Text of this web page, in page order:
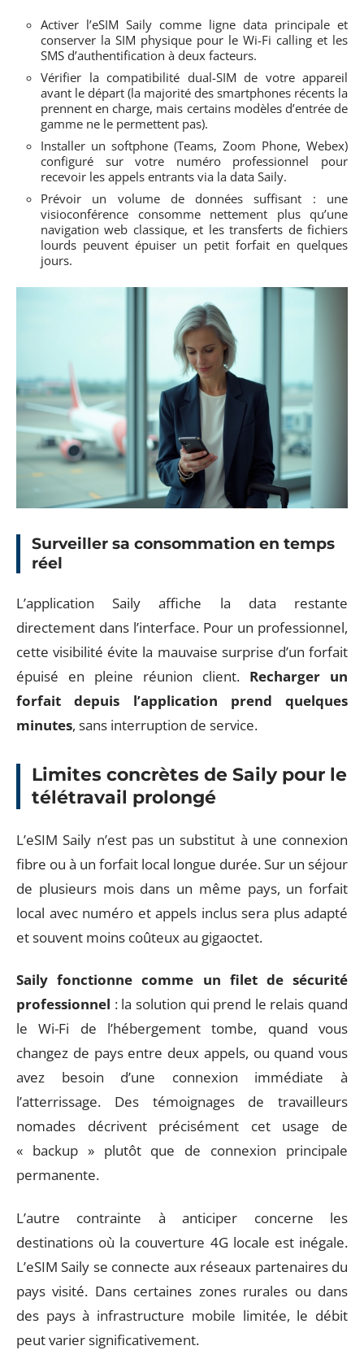
Activer l’eSIM Saily comme ligne data principale et
conserver la SIM physique pour le Wi-Fi calling et les
SMS d’authentification à deux facteurs.
Vérifier la compatibilité dual-SIM de votre appareil
avant le départ (la majorité des smartphones récents la
prennent en charge, mais certains modèles d’entrée de
gamme ne le permettent pas).
Installer un softphone (Teams, Zoom Phone, Webex)
configuré sur votre numéro professionnel pour
recevoir les appels entrants via la data Saily.
Prévoir un volume de données suffisant : une
visioconférence consomme nettement plus qu’une
navigation web classique, et les transferts de fichiers
lourds peuvent épuiser un petit forfait en quelques
jours.
Surveiller sa consommation en temps
réel
L’application Saily affiche la data restante
directement dans l’interface. Pour un professionnel,
cette visibilité évite la mauvaise surprise d’un forfait
épuisé en pleine réunion client. Recharger un
forfait depuis l’application prend quelques
minutes, sans interruption de service.
Limites concrètes de Saily pour le
télétravail prolongé
L’eSIM Saily n’est pas un substitut à une connexion
fibre ou à un forfait local longue durée. Sur un séjour
de plusieurs mois dans un même pays, un forfait
local avec numéro et appels inclus sera plus adapté
et souvent moins coûteux au gigaoctet.
Saily fonctionne comme un filet de sécurité
professionnel : la solution qui prend le relais quand
le Wi-Fi de l’hébergement tombe, quand vous
changez de pays entre deux appels, ou quand vous
avez besoin d’une connexion immédiate à
l’atterrissage. Des témoignages de travailleurs
nomades décrivent précisément cet usage de
« backup » plutôt que de connexion principale
permanente.
L’autre contrainte à anticiper concerne les
destinations où la couverture 4G locale est inégale.
L’eSIM Saily se connecte aux réseaux partenaires du
pays visité. Dans certaines zones rurales ou dans
des pays à infrastructure mobile limitée, le débit
peut varier significativement.